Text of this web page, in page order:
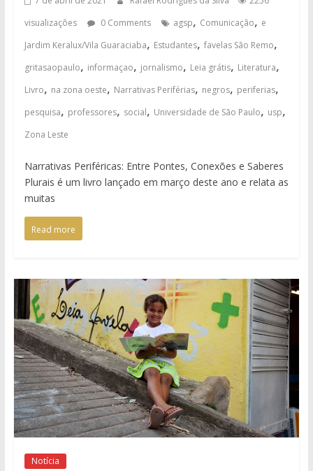
visualizações
0 Comments agsp, Comunicação, e
Jardim Keralux/Vila Guaraciaba, Estudantes, favelas São Remo,
gritasaopaulo, informaçao, jornalismo, Leia grátis, Literatura,
Livro, na zona oeste, Narrativas Periférias, negros, periferias,
pesquisa, professores, social, Universidade de São Paulo, usp,
Zona Leste
Narrativas Periféricas: Entre Pontes, Conexões e Saberes
Plurais é um livro lançado em março deste ano e relata as
muitas
Read more
Notícia